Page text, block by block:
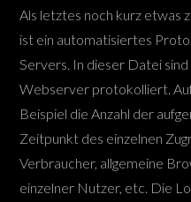
Als letztes noch kurz etwas
ist ein automatisiertes
Servers. In dieser Datei
Webserver protokolliert.
Beispiel die Anzahl der
Zeitpunkt des einzelnen
Verbraucher, allgemeine
einzelner Nutzer, etc. Die